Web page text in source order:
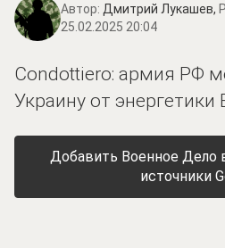
Автор: Дмитрий Лукашев,
25.02.2025 20:04
Condottiero: армия РФ
Украину от энергетики
Добавить Военное Дело
источники